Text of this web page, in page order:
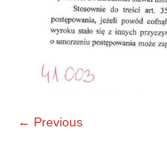
← Previous